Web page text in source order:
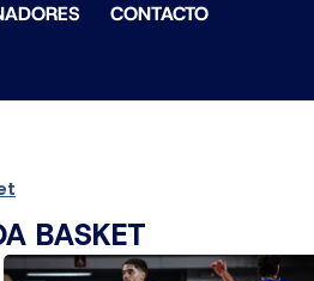
CONTACTO
BASKET